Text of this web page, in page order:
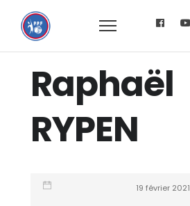
Raphaël
RYPEN
19 février 2021